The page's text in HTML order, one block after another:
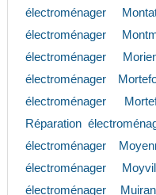
électroménager
électroménager
électroménager
électroménager
électroménager
Réparation
électroménager
électroménager
électroménager